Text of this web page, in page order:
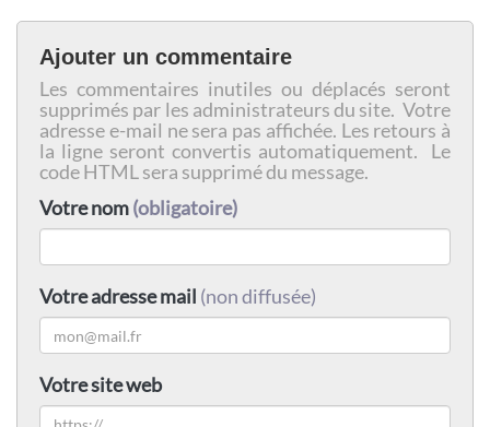
Ajouter un commentaire
Les commentaires inutiles ou déplacés seront
supprimés par les administrateurs du site. Votre
adresse e-mail ne sera pas affichée. Les retours à
la ligne seront convertis automatiquement. Le
code HTML sera supprimé du message.
Votre nom(obligatoire)
Votre adresse mail (non diffusée)
Votre site web